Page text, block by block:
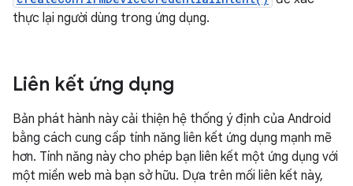
thực lại người dùng trong ứng dụng.
Liên kết ứng dụng
Bản phát hành này cải thiện hệ thống ý định của Android
bằng cách cung cấp tính năng liên kết ứng dụng mạnh mẽ
hơn. Tính năng này cho phép bạn liên kết một ứng dụng với
một miền web mà bạn sở hữu. Dựa trên mối liên kết này,